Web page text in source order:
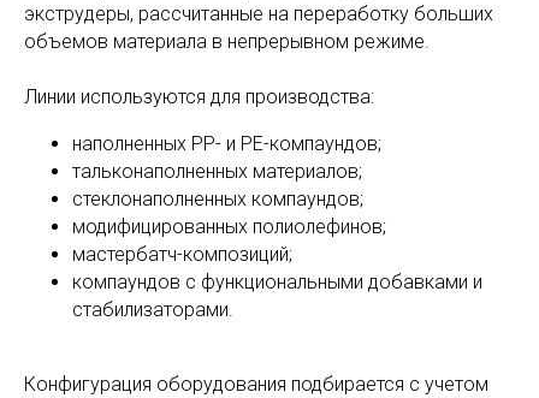
экструдеры, рассчитанные на переработку больших
объемов материала в непрерывном режиме.
Линии используются для производства:
наполненных PP- и PE-компаундов;
тальконаполненных материалов;
стеклонаполненных компаундов;
модифицированных полиолефинов;
мастербатч-композиций;
компаундов с функциональными добавками и
стабилизаторами.
Конфигурация оборудования подбирается с учетом